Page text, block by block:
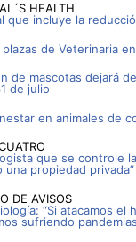
HEALTH
que incluye la
de Veterinaria
de mascotas dejará
de julio
en animales de
que se controle
una propiedad privada”
DE AVISOS
“Si atacamos el
sufriendo